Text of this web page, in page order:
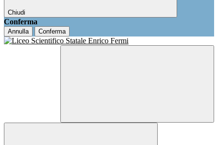
Chiudi
Conferma
Annulla Conferma